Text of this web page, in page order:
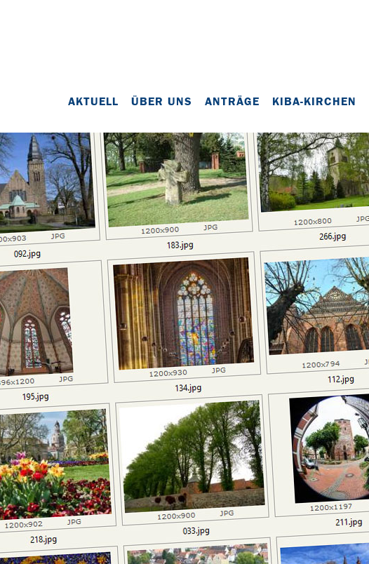
AKTUELL ÜBER UNS ANTRÄGE KIBA-KIRCHEN